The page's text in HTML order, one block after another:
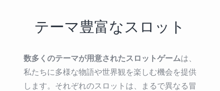
テーマ豊富なスロット
数多くのテーマが用意されたスロットゲームは、
私たちに多様な物語や世界観を楽しむ機会を提供
します。それぞれのスロットは、まるで異なる冒